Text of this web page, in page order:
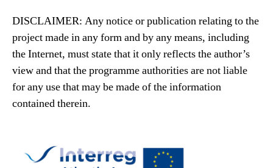
DISCLAIMER: Any notice or publication relating to the
project made in any form and by any means, including
the Internet, must state that it only reflects the author’s
view and that the programme authorities are not liable
for any use that may be made of the information
contained therein.